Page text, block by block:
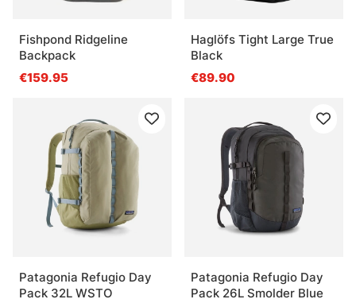
Fishpond Ridgeline
Backpack
€159.95
Haglöfs Tight Large True
Black
€89.90
Patagonia Refugio Day
Pack 32L WSTO
Patagonia Refugio Day
Pack 26L Smolder Blue